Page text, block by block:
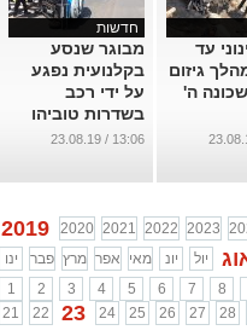
עד
גיזום
ה'
חדשות
מבוגר שנסע
בקלנועית נפגע
על ידי רכב
בשדרות טוביהו
...
13:06 / 23.08.19
2019 2020 2021 2022 2023
ינו
פבר מרץ אפר מאי יונ יול
1
2 3 4 5 6 7 8
21
22 23 24 25 26 27 28